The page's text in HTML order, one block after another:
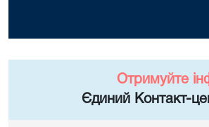
Отримуйте
Єдиний Контакт-